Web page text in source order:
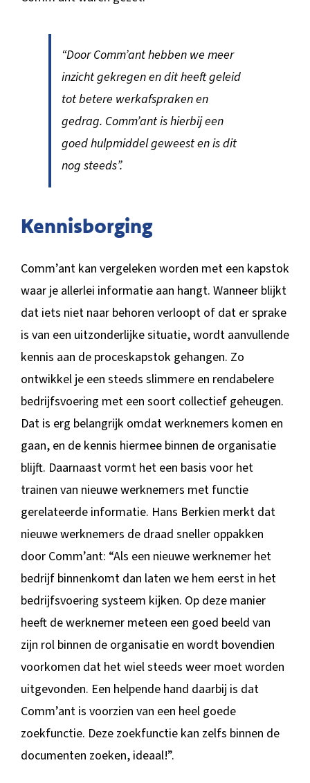
“Door Comm’ant hebben we meer
inzicht gekregen en dit heeft geleid
tot betere werkafspraken en
gedrag. Comm’ant is hierbij een
goed hulpmiddel geweest en is dit
nog steeds”.
Kennisborging
Comm’ant kan vergeleken worden met een kapstok
waar je allerlei informatie aan hangt. Wanneer blijkt
dat iets niet naar behoren verloopt of dat er sprake
is van een uitzonderlijke situatie, wordt aanvullende
kennis aan de proceskapstok gehangen. Zo
ontwikkel je een steeds slimmere en rendabelere
bedrijfsvoering met een soort collectief geheugen.
Dat is erg belangrijk omdat werknemers komen en
gaan, en de kennis hiermee binnen de organisatie
blijft. Daarnaast vormt het een basis voor het
trainen van nieuwe werknemers met functie
gerelateerde informatie. Hans Berkien merkt dat
nieuwe werknemers de draad sneller oppakken
door Comm’ant: “Als een nieuwe werknemer het
bedrijf binnenkomt dan laten we hem eerst in het
bedrijfsvoering systeem kijken. Op deze manier
heeft de werknemer meteen een goed beeld van
zijn rol binnen de organisatie en wordt bovendien
voorkomen dat het wiel steeds weer moet worden
uitgevonden. Een helpende hand daarbij is dat
Comm’ant is voorzien van een heel goede
zoekfunctie. Deze zoekfunctie kan zelfs binnen de
documenten zoeken, ideaal!”.